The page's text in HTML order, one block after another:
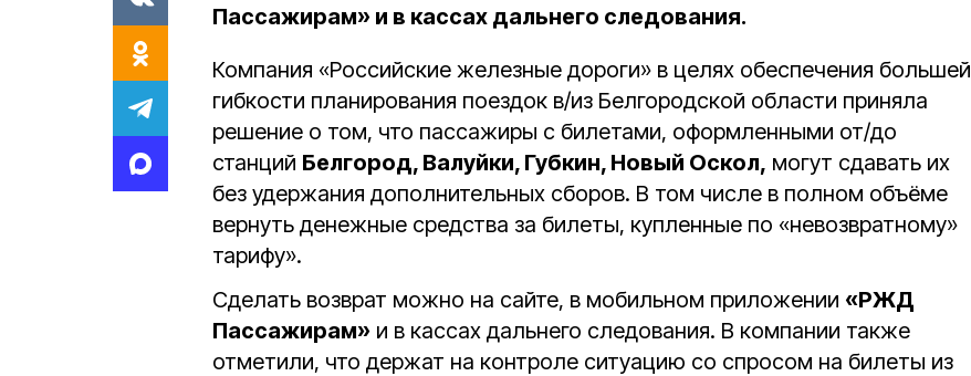
Пассажирам» и в кассах дальнего следования.
Компания «Российские железные дороги» в целях обеспечения большей
гибкости планирования поездок в/из Белгородской области приняла
решение о том, что пассажиры с билетами, оформленными от/до
станций Белгород, Валуйки, Губкин, Новый Оскол, могут сдавать их
без удержания дополнительных сборов. В том числе в полном объёме
вернуть денежные средства за билеты, купленные по «невозвратному»
тарифу».
Сделать возврат можно на сайте, в мобильном приложении «РЖД
Пассажирам» и в кассах дальнего следования. В компании также
отметили, что держат на контроле ситуацию со спросом на билеты из